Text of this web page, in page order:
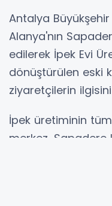
Antalya
Alanya'nın
edilerek İpek Evi
dönüştürülen eski
ziyaretçilerin
İpek üretiminin
merkez, Sapadere